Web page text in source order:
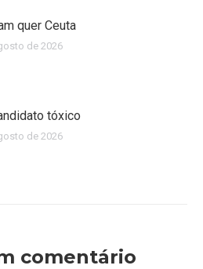
quer Ceuta
de 2026
tóxico
de 2026
comentário